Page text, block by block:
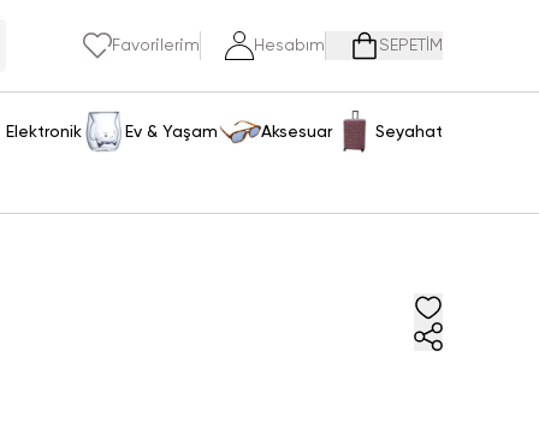
Favorilerim Hesabım SEPETİM
Elektronik Ev & Yaşam Aksesuar Seyahat